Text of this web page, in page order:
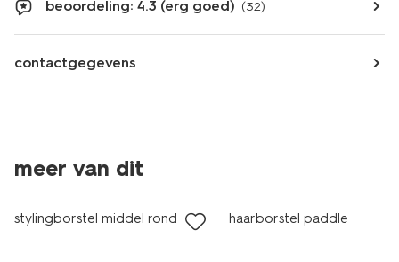
beoordeling: 4.3 (erg goed) (32)
contactgegevens
meer van dit
stylingborstel middel rond haarborstel paddle